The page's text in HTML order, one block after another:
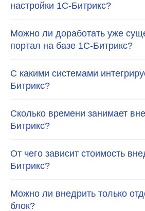
настройки 1С-Битрикс?
Можно ли доработать уже
портал на базе 1С-Битрикс?
С какими системами
Битрикс?
Сколько времени занимает
Битрикс?
От чего зависит стоимость
Битрикс?
Можно ли внедрить только
блок?